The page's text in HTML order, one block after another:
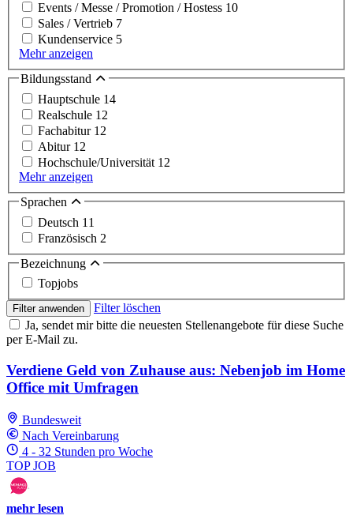
Events / Messe / Promotion / Hostess 10
Sales / Vertrieb 7
Kundenservice 5
Mehr anzeigen
Bildungsstand
Hauptschule 14
Realschule 12
Fachabitur 12
Abitur 12
Hochschule/Universität 12
Mehr anzeigen
Sprachen
Deutsch 11
Französisch 2
Bezeichnung
Topjobs
Filter anwenden
Filter löschen
Ja, sendet mir bitte die neuesten Stellenangebote für diese Suche
per E-Mail zu.
Verdiene Geld von Zuhause aus: Nebenjob im Home
Office mit Umfragen
Bundesweit
Nach Vereinbarung
4 - 32 Stunden pro Woche
TOP JOB
mehr lesen